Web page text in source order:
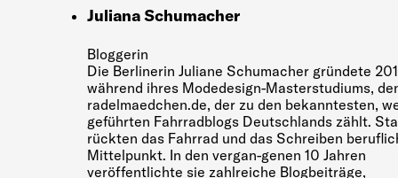
Juliana Schumacher
Bloggerin
Die Berlinerin Juliane Schumacher gründete
während ihres Modedesign-Masterstudiums,
radelmaedchen.de, der zu den bekanntesten,
geführten Fahrradblogs Deutschlands zählt.
rückten das Fahrrad und das Schreiben
Mittelpunkt. In den vergan-genen 10 Jahren
veröffentlichte sie zahlreiche Blogbeiträge,